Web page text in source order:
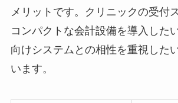
メリットです。クリニックの受付
コンパクトな会計設備を導入した
向けシステムとの相性を重視した
います。